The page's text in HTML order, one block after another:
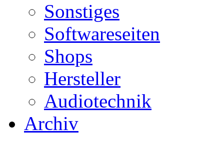
Sonstiges
Softwareseiten
Shops
Hersteller
Audiotechnik
Archiv